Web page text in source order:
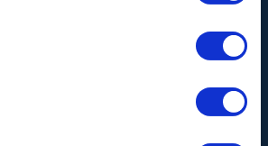
proof cameraprotocol samen voor
van Eigenaren.